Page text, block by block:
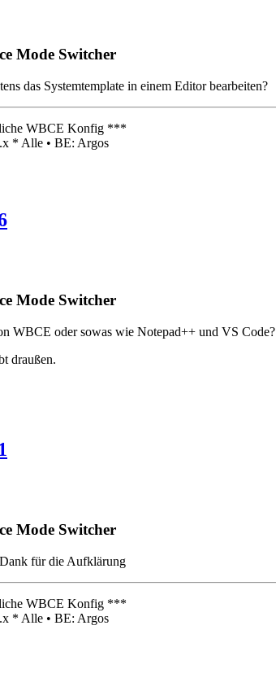
Mode Switcher
das Systemtemplate in einem Editor bearbeiten?
WBCE Konfig ***
* Alle • BE: Argos
Mode Switcher
WBCE oder sowas wie Notepad++ und VS Code?
draußen.
Mode Switcher
für die Aufklärung
WBCE Konfig ***
* Alle • BE: Argos